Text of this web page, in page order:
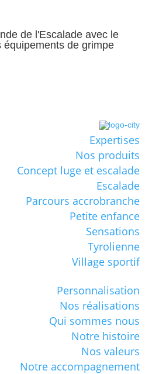
de l'Escalade avec le
équipements de grimpe
Expertises
Nos produits
Concept luge et escalade
Escalade
Parcours accrobranche
Petite enfance
Sensations
Tyrolienne
Village sportif
Personnalisation
Nos réalisations
Qui sommes nous
Notre histoire
Nos valeurs
Notre accompagnement